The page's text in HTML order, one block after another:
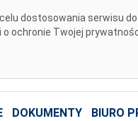
dostosowania serwisu
ochronie Twojej
DOKUMENTY BIURO